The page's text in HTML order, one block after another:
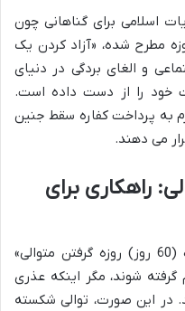
اسلامی برای گناهانی چون
مطرح شده، «آزاد کردن یک
و الغای بردگی در دنیای
خود را از دست داده است.
به پرداخت کفاره سقط جنین
می دهند.
متوالی: راهکاری برای
گزینه دوم برای ادای کفاره، «دو ماه (60 روز) روزه گرفتن متوالی»
شوند، مگر اینکه عذری
در این صورت، توالی شکسته